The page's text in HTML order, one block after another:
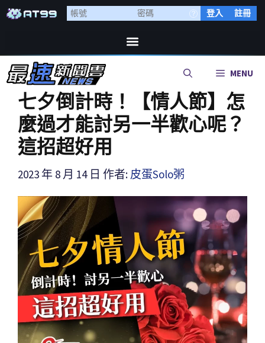
登入 註冊
MENU
七夕倒計時！【情人節】怎
麼過才能討另一半歡心呢？
這招超好用
2023 年 8 月 14 日 作者: 皮蛋Solo粥